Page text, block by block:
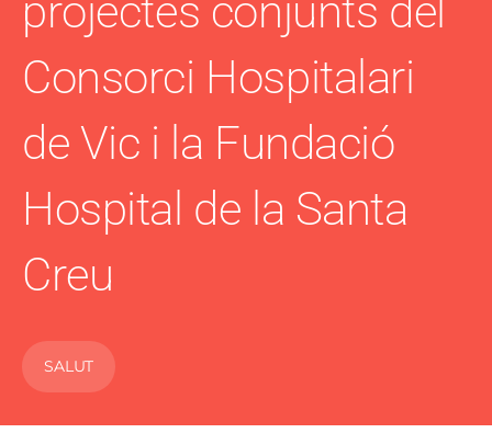
projectes conjunts del
Consorci Hospitalari
de Vic i la Fundació
Hospital de la Santa
Creu
SALUT